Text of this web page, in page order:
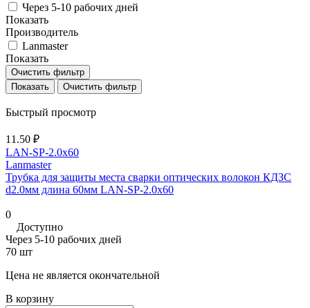
Через 5-10 рабочих дней
Показать
Производитель
Lanmaster
Показать
Очистить фильтр
Очистить фильтр
Быстрый просмотр
11.50 ₽
LAN-SP-2.0x60
Lanmaster
Трубка для защиты места сварки оптических волокон КДЗС
d2.0мм длина 60мм LAN-SP-2.0x60
0
Доступно
Через 5-10 рабочих дней
70 шт
Цена не является окончательной
В корзину